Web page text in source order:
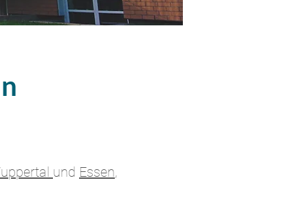
und Essen,